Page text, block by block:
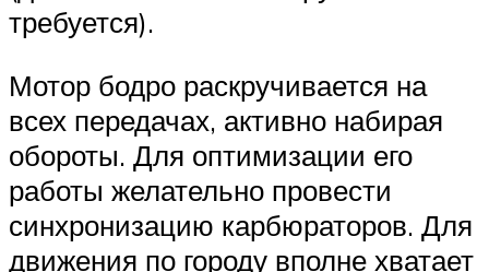
требуется).
Мотор бодро раскручивается на
всех передачах, активно набирая
обороты. Для оптимизации его
работы желательно провести
синхронизацию карбюраторов. Для
движения по городу вполне хватает